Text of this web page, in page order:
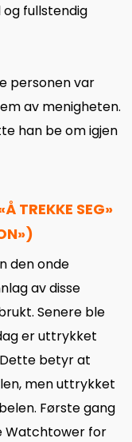
fullstendig
personen var
av menigheten.
han be om igjen
TREKKE SEG»
den onde
av disse
Senere ble
er uttrykket
betyr at
men uttrykket
Første gang
Watchtower for